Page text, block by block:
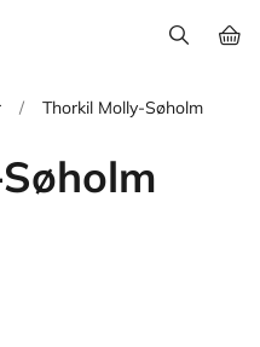
/ Thorkil Molly-Søholm